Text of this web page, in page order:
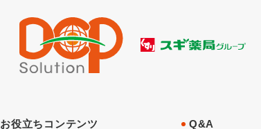
お役立ちコンテンツ
Q&A